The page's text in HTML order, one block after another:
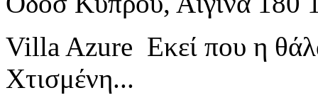
Villa Azure Εκεί που η
Χτισμένη...